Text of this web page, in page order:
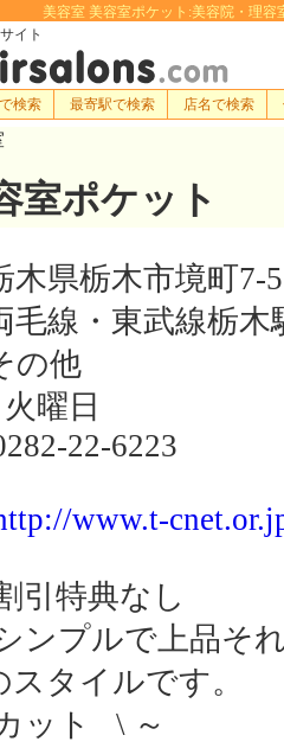
美容室 美容室ポケット:美容院・理容
イト
検索 最寄駅で検索 店名で検索
室ポケット
木県栃木市境町7-5
毛線・東武線栃木
の他
曜日
22-6223
www.t-
引特典なし
ンプルで上品そ
スタイルです。
ット \ ～